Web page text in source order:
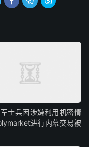
士兵因涉嫌利用机密情
进行内幕交易被